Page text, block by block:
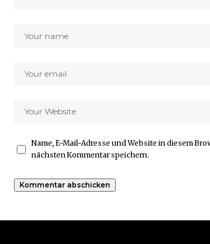
Name, E-Mail-Adresse und Website in diesem
nächsten Kommentar speichern.